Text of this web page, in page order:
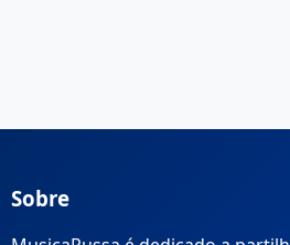
Sobre